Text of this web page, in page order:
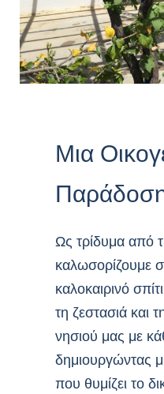
Μια
Παράδοση
Ως τρίδυμα από
καλωσορίζουμε
καλοκαιρινό
τη ζεστασιά και
νησιού μας με
δημιουργώντας
που θυμίζει το